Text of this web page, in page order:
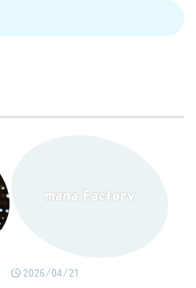
2026/04/21